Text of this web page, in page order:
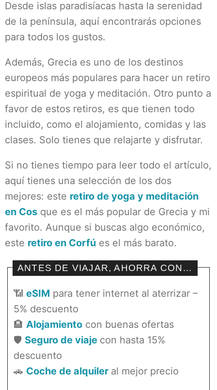
Desde islas paradisíacas hasta la serenidad
de la península, aquí encontrarás opciones
para todos los gustos.
Además, Grecia es uno de los destinos
europeos más populares para hacer un retiro
espiritual de yoga y meditación. Otro punto a
favor de estos retiros, es que tienen todo
incluido, como el alojamiento, comidas y las
clases. Solo tienes que relajarte y disfrutar.
Si no tienes tiempo para leer todo el artículo,
aquí tienes una selección de los dos
mejores: este retiro de yoga y meditación
en Cos que es el más popular de Grecia y mi
favorito. Aunque si buscas algo económico,
este retiro en Corfú es el más barato.
ANTES DE VIAJAR, AHORRA CON…
📶 eSIM para tener internet al aterrizar –
5% descuento
🏨 Alojamiento con buenas ofertas
🛡️ Seguro de viaje con hasta 15%
descuento
🚗 Coche de alquiler al mejor precio